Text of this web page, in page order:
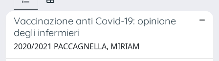
Vaccinazione anti Covid-19: opinione
degli infermieri
2020/2021 PACCAGNELLA, MIRIAM